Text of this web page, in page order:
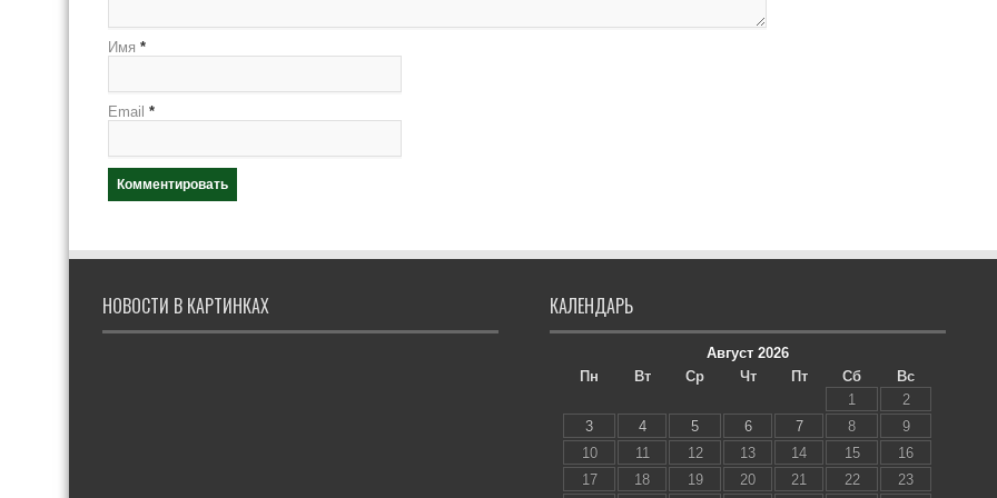
Имя *
Email *
НОВОСТИ В КАРТИНКАХ КАЛЕНДАРЬ
Август 2026
Пн
Вт Ср Чт Пт Сб
Вс
1
2
3
4 5 6 7 8
9
10
11 12 13 14 15
16
17
18 19 20 21 22 23